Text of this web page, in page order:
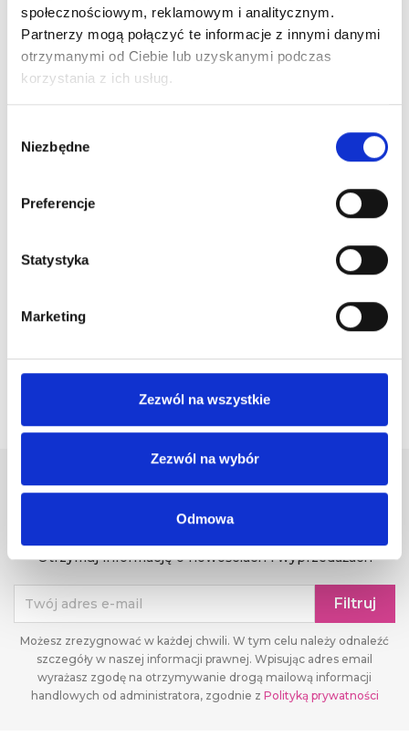
społecznościowym, reklamowym i analitycznym.
Partnerzy mogą połączyć te informacje z innymi danymi
otrzymanymi od Ciebie lub uzyskanymi podczas
korzystania z ich usług.
zgody
Niezbędne
Preferencje
Statystyka
Marketing
Zezwól na wszystkie
Zezwól na wybór
Odmowa
Obecnie brak na stanie
Newsletter
Otrzymuj informację o nowościach i wyprzedażach
Możesz zrezygnować w każdej chwili. W tym celu należy odnaleźć
szczegóły w naszej informacji prawnej. Wpisując adres email
wyrażasz zgodę na otrzymywanie drogą mailową informacji
handlowych od administratora, zgodnie z Polityką prywatności